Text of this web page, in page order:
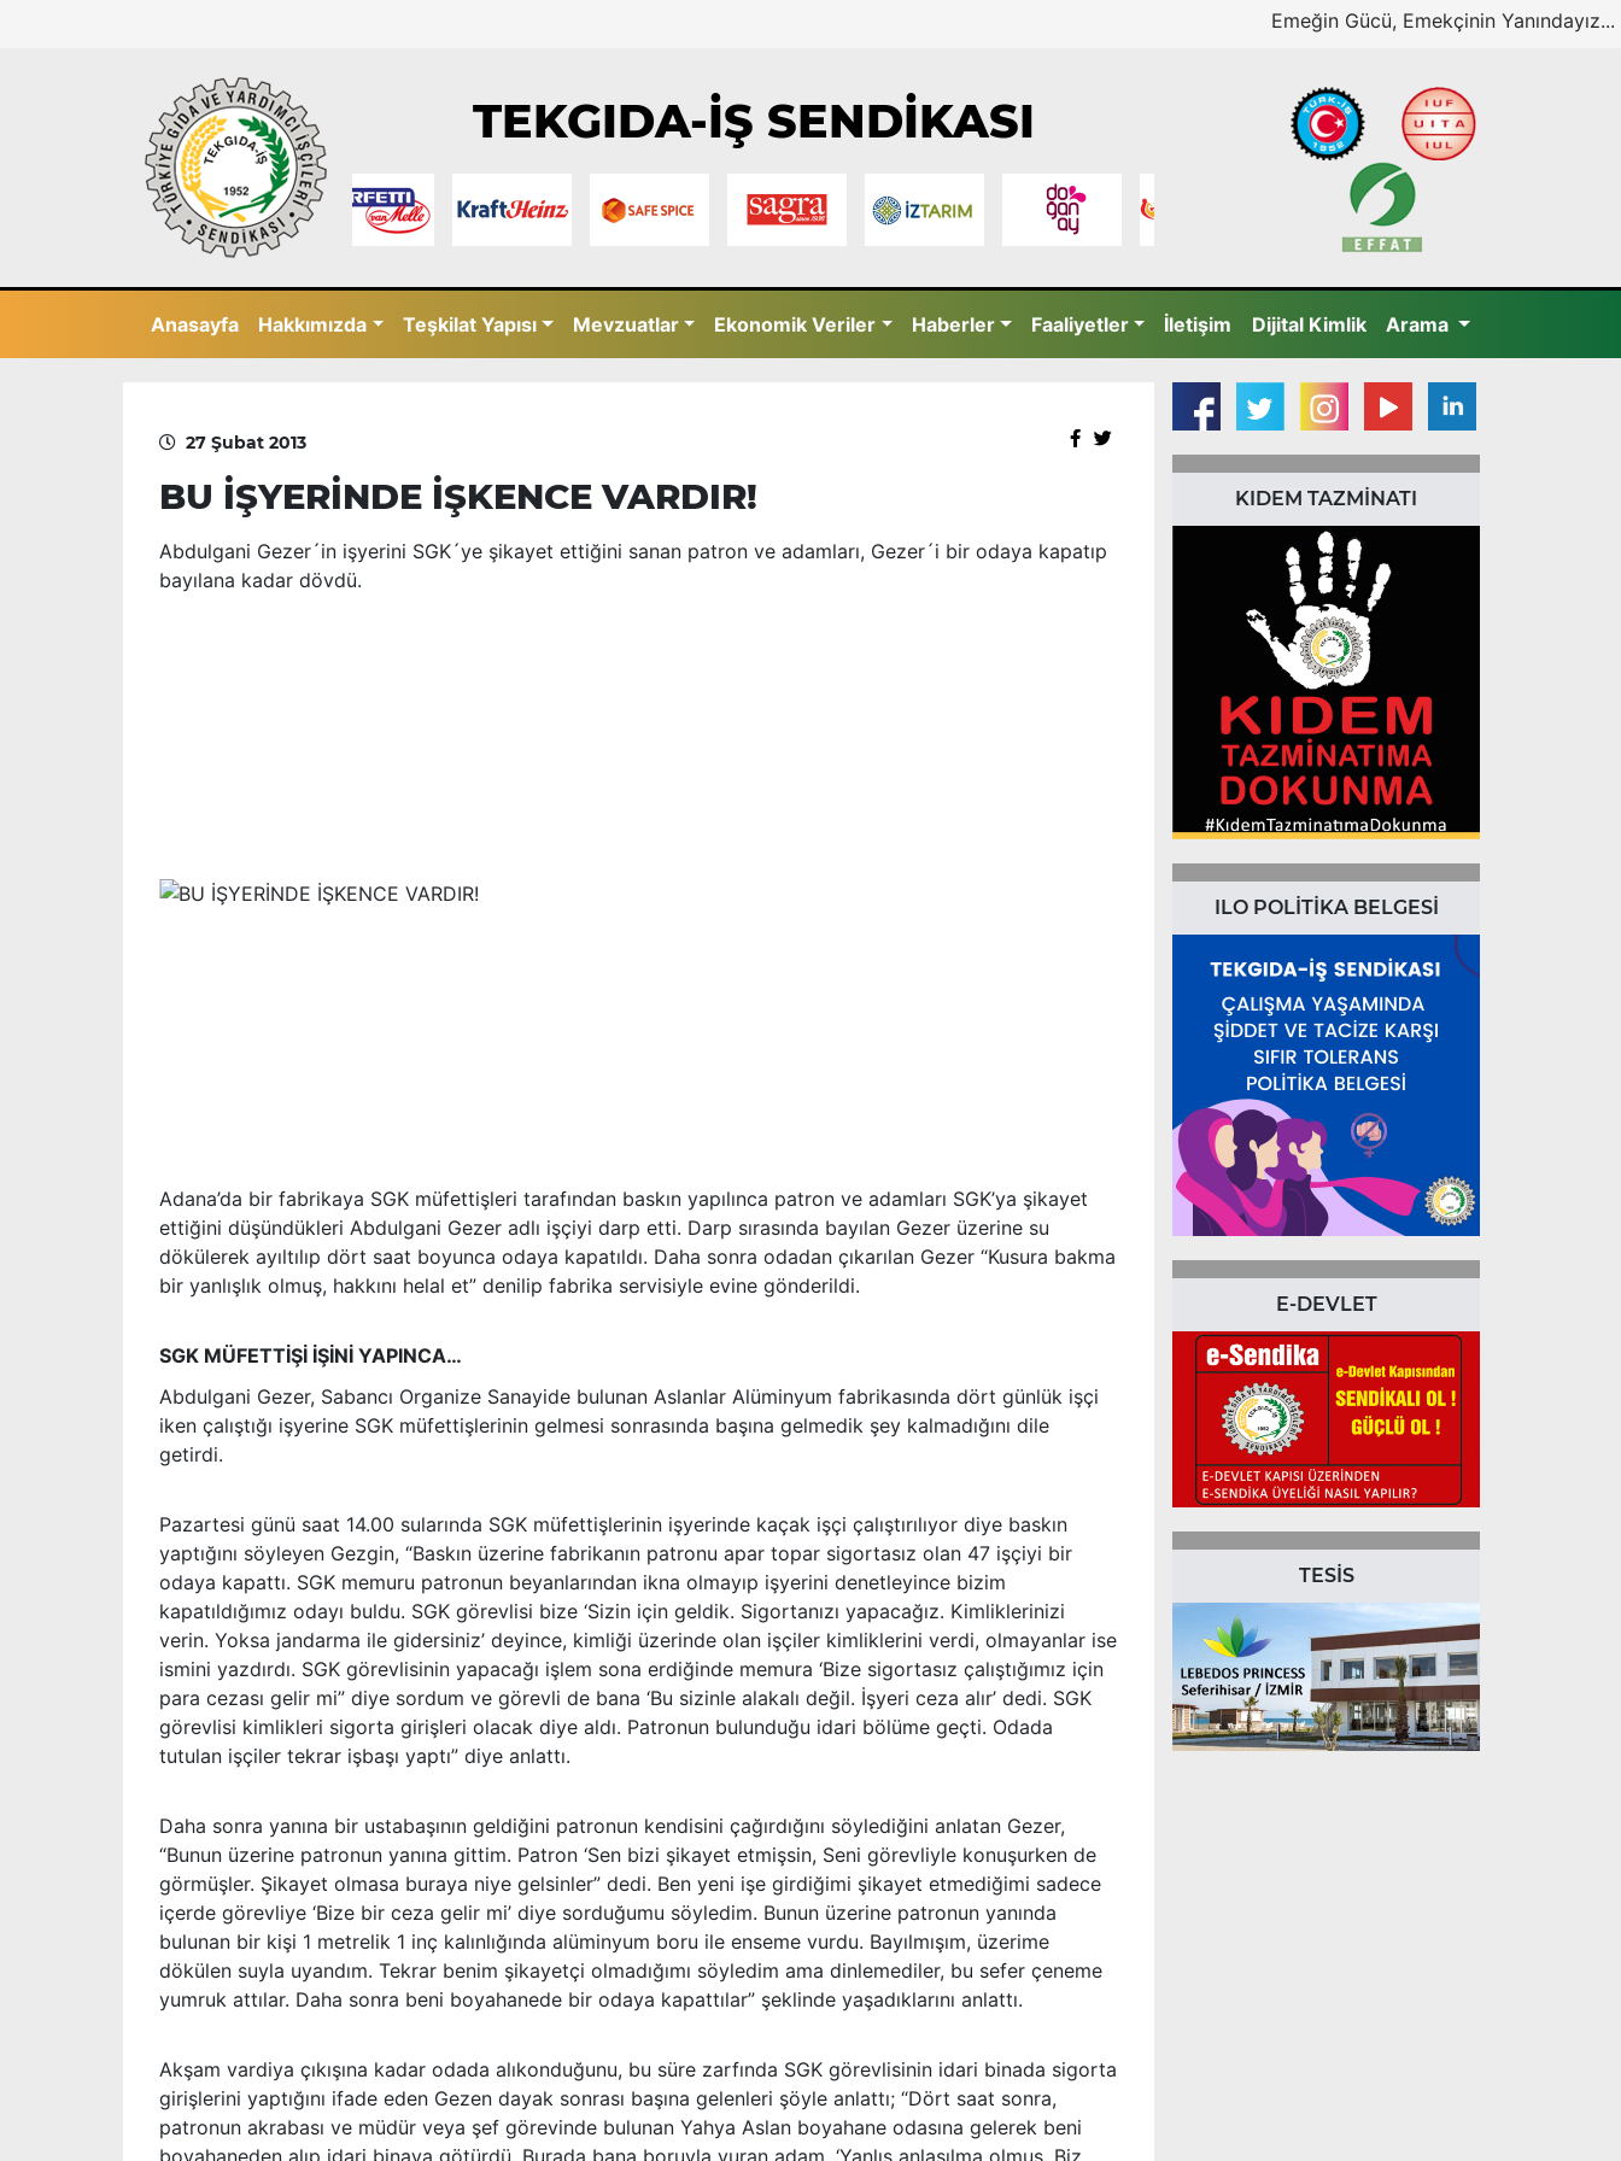
Emeğin Gücü, Emekçinin Yanındayız...
TEKGIDA-İŞ SENDİKASI
Anasayfa Hakkımızda Teşkilat Yapısı Mevzuatlar Ekonomik Veriler Haberler Faaliyetler İletişim Dijital Kimlik Arama
27 Şubat 2013
BU İŞYERİNDE İŞKENCE VARDIR!
Abdulgani Gezer´in işyerini SGK´ye şikayet ettiğini sanan patron ve adamları, Gezer´i bir odaya kapatıp
bayılana kadar dövdü.
Adana’da bir fabrikaya SGK müfettişleri tarafından baskın yapılınca patron ve adamları SGK’ya şikayet
ettiğini düşündükleri Abdulgani Gezer adlı işçiyi darp etti. Darp sırasında bayılan Gezer üzerine su
dökülerek ayıltılıp dört saat boyunca odaya kapatıldı. Daha sonra odadan çıkarılan Gezer “Kusura bakma
bir yanlışlık olmuş, hakkını helal et” denilip fabrika servisiyle evine gönderildi.
SGK MÜFETTİŞİ İŞİNİ YAPINCA…
Abdulgani Gezer, Sabancı Organize Sanayide bulunan Aslanlar Alüminyum fabrikasında dört günlük işçi
iken çalıştığı işyerine SGK müfettişlerinin gelmesi sonrasında başına gelmedik şey kalmadığını dile
getirdi.
Pazartesi günü saat 14.00 sularında SGK müfettişlerinin işyerinde kaçak işçi çalıştırılıyor diye baskın
yaptığını söyleyen Gezgin, “Baskın üzerine fabrikanın patronu apar topar sigortasız olan 47 işçiyi bir
odaya kapattı. SGK memuru patronun beyanlarından ikna olmayıp işyerini denetleyince bizim
kapatıldığımız odayı buldu. SGK görevlisi bize ‘Sizin için geldik. Sigortanızı yapacağız. Kimliklerinizi
verin. Yoksa jandarma ile gidersiniz’ deyince, kimliği üzerinde olan işçiler kimliklerini verdi, olmayanlar ise
ismini yazdırdı. SGK görevlisinin yapacağı işlem sona erdiğinde memura ‘Bize sigortasız çalıştığımız için
para cezası gelir mi” diye sordum ve görevli de bana ‘Bu sizinle alakalı değil. İşyeri ceza alır’ dedi. SGK
görevlisi kimlikleri sigorta girişleri olacak diye aldı. Patronun bulunduğu idari bölüme geçti. Odada
tutulan işçiler tekrar işbaşı yaptı” diye anlattı.
Daha sonra yanına bir ustabaşının geldiğini patronun kendisini çağırdığını söylediğini anlatan Gezer,
“Bunun üzerine patronun yanına gittim. Patron ‘Sen bizi şikayet etmişsin, Seni görevliyle konuşurken de
görmüşler. Şikayet olmasa buraya niye gelsinler” dedi. Ben yeni işe girdiğimi şikayet etmediğimi sadece
içerde görevliye ‘Bize bir ceza gelir mi’ diye sorduğumu söyledim. Bunun üzerine patronun yanında
bulunan bir kişi 1 metrelik 1 inç kalınlığında alüminyum boru ile enseme vurdu. Bayılmışım, üzerime
dökülen suyla uyandım. Tekrar benim şikayetçi olmadığımı söyledim ama dinlemediler, bu sefer çeneme
yumruk attılar. Daha sonra beni boyahanede bir odaya kapattılar” şeklinde yaşadıklarını anlattı.
Akşam vardiya çıkışına kadar odada alıkonduğunu, bu süre zarfında SGK görevlisinin idari binada sigorta
girişlerini yaptığını ifade eden Gezen dayak sonrası başına gelenleri şöyle anlattı; “Dört saat sonra,
patronun akrabası ve müdür veya şef görevinde bulunan Yahya Aslan boyahane odasına gelerek beni
KIDEM TAZMİNATI
ILO POLİTİKA BELGESİ
E-DEVLET
TESİS